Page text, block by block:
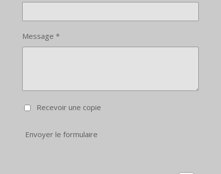
Message *
Recevoir une copie
Envoyer le formulaire